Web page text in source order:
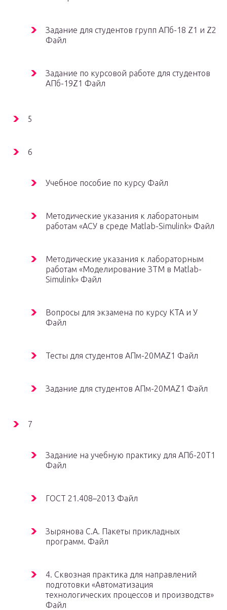
Задание для студентов групп АПб-18 Z1 и Z2
Файл
Задание по курсовой работе для студентов
АПб-19Z1 Файл
5
6
Учебное пособие по курсу Файл
Методические указания к лаборатоным
работам «АСУ в среде Matlab-Simulink» Файл
Методические указания к лабораторным
работам «Моделирование ЗТМ в Matlab-
Simulink» Файл
Вопросы для экзамена по курсу КТА и У
Файл
Тесты для студентов АПм-20МАZ1 Файл
Задание для студентов АПм-20МАZ1 Файл
7
Задание на учебную практику для АПб-20Т1
Файл
ГОСТ 21.408–2013 Файл
Зырянова С.А. Пакеты прикладных
программ. Файл
4. Сквозная практика для направлений
подготовки «Автоматизация
технологических процессов и производств»
Файл